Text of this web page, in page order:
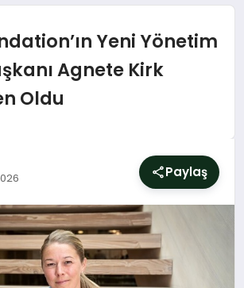
Yeni Yönetim
Agnete Kirk
Oldu
Paylaş